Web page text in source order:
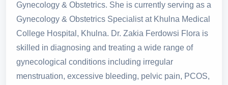
Gynecology & Obstetrics. She is currently serving as a
Gynecology & Obstetrics Specialist at Khulna Medical
College Hospital, Khulna. Dr. Zakia Ferdowsi Flora is
skilled in diagnosing and treating a wide range of
gynecological conditions including irregular
menstruation, excessive bleeding, pelvic pain, PCOS,